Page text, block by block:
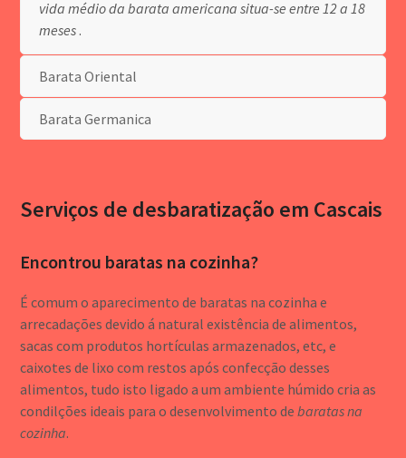
vida médio da barata americana situa-se entre 12 a 18
meses .
Barata Oriental
Barata Germanica
Serviços de desbaratização em Cascais
Encontrou baratas na cozinha?
É comum o aparecimento de baratas na cozinha e
arrecadações devido á natural existência de alimentos,
sacas com produtos hortículas armazenados, etc, e
caixotes de lixo com restos após confecção desses
alimentos, tudo isto ligado a um ambiente húmido cria as
condilções ideais para o desenvolvimento debaratas na
cozinha.